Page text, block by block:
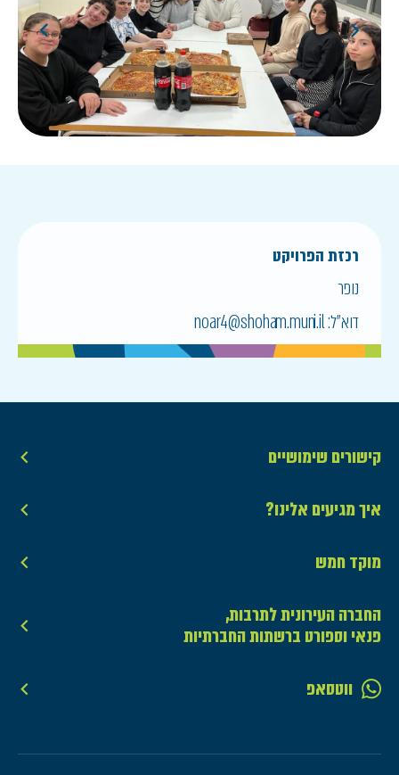
רכזת הפרויקט
נופר
דוא״ל:noar4@shoham.muni.il
קישורים שימושיים
איך מגיעים אלינו?
מוקד חמש
החברה העירונית לתרבות,
פנאי וספורט ברשתות החברתיות
ווטסאפ